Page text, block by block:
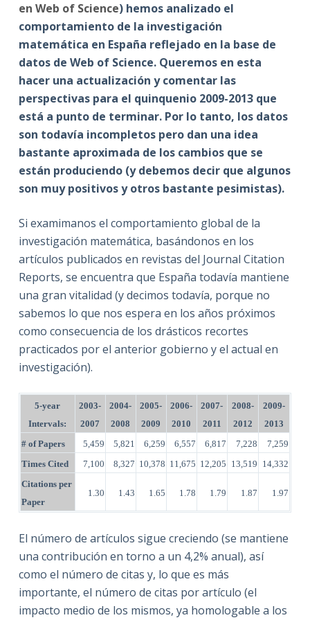
en Web of Science) hemos analizado el
comportamiento de la investigación
matemática en España reflejado en la base de
datos de Web of Science. Queremos en esta
hacer una actualización y comentar las
perspectivas para el quinquenio 2009-2013 que
está a punto de terminar. Por lo tanto, los datos
son todavía incompletos pero dan una idea
bastante aproximada de los cambios que se
están produciendo (y debemos decir que algunos
son muy positivos y otros bastante pesimistas).
Si examimanos el comportamiento global de la
investigación matemática, basándonos en los
artículos publicados en revistas del Journal Citation
Reports, se encuentra que España todavía mantiene
una gran vitalidad (y decimos todavía, porque no
sabemos lo que nos espera en los años próximos
como consecuencia de los drásticos recortes
practicados por el anterior gobierno y el actual en
investigación).
5-year
Intervals:
2003-
2007
2004-
2008
2005-
2009
2006-
2010
2007-
2011
2008-
2012
2009-
2013
# of Papers
5,459 5,821 6,259 6,557 6,817 7,228
7,259
Times Cited
7,100 8,327 10,378 11,675 12,205 13,519 14,332
Citations per
Paper
1.30 1.43 1.65 1.78 1.79 1.87 1.97
El número de artículos sigue creciendo (se mantiene
una contribución en torno a un 4,2% anual), así
como el número de citas y, lo que es más
importante, el número de citas por artículo (el
impacto medio de los mismos, ya homologable a los